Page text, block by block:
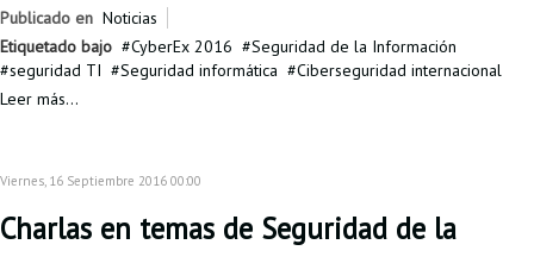
Publicado en Noticias
Etiquetado bajo
CyberEx 2016
Seguridad de la Información
seguridad TI
Seguridad informática
Ciberseguridad internacional
Leer más...
Viernes, 16 Septiembre 2016 00:00
Charlas en temas de Seguridad de la